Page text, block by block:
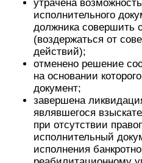
утрачена
исполнительного
должника совершить
(воздержаться от
действий);
отменено решение
на основании
документ;
завершена
являвшегося
при отсутствии
исполнительный
исполнения